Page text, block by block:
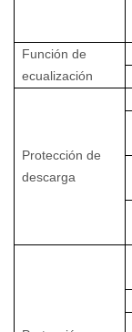
Función de
ecualización
Protección de
descarga